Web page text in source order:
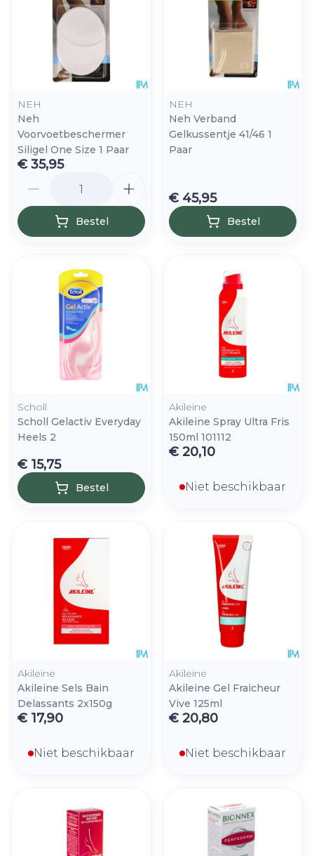
NEH
Neh
Voorvoetbeschermer
Siligel One Size 1 Paar
€ 35,95
Bestel
NEH
Neh Verband
Gelkussentje 41/46 1
Paar
€ 45,95
Bestel
Scholl
Scholl Gelactiv Everyday
Heels 2
€ 15,75
Bestel
Akileine
Akileine Spray Ultra Fris
150ml 101112
€ 20,10
Niet beschikbaar
Akileine
Akileine Sels Bain
Delassants 2x150g
€ 17,90
Niet beschikbaar
Akileine
Akileine Gel Fraicheur
Vive 125ml
€ 20,80
Niet beschikbaar